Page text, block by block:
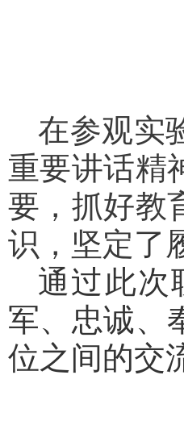
在参观实
重要讲话精
要，抓好教
识，坚定了
通过此次
军、忠诚、
位之间的交